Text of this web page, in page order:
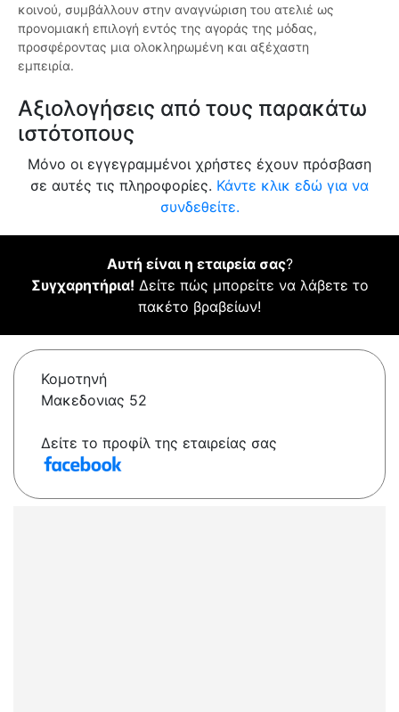
κοινού, συμβάλλουν στην αναγνώριση του ατελιέ ως
προνομιακή επιλογή εντός της αγοράς της μόδας,
προσφέροντας μια ολοκληρωμένη και αξέχαστη
εμπειρία.
Αξιολογήσεις από τους παρακάτω
ιστότοπους
Μόνο οι εγγεγραμμένοι χρήστες έχουν πρόσβαση
σε αυτές τις πληροφορίες. Κάντε κλικ εδώ για να
συνδεθείτε.
Αυτή είναι η εταιρεία σας?
Συγχαρητήρια! Δείτε πώς μπορείτε να λάβετε το
πακέτο βραβείων!
Κομοτηνή
Μακεδονιας 52
Δείτε το προφίλ της εταιρείας σας